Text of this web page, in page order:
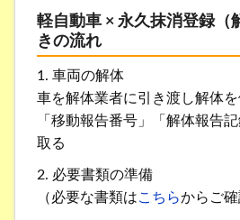
軽自動車 × 永久抹消登録（
きの流れ
1. 車両の解体
車を解体業者に引き渡し解体
「移動報告番号」「解体報告
取る
2. 必要書類の準備
（必要な書類はこちらからご確